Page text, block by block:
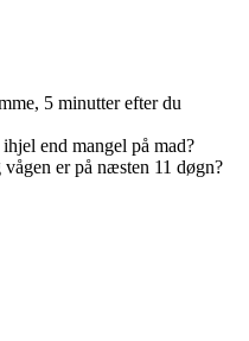
5 minutter efter du
end mangel på mad?
er på næsten 11 døgn?